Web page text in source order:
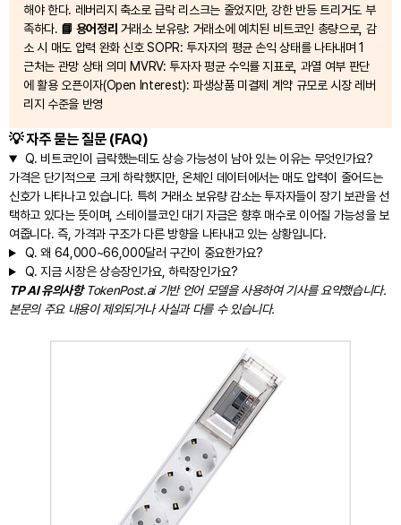
해야 한다. 레버리지 축소로 급락 리스크는 줄었지만, 강한 반등 트리거도 부
족하다. 📘 용어정리 거래소 보유량: 거래소에 예치된 비트코인 총량으로, 감
소 시 매도 압력 완화 신호 SOPR: 투자자의 평균 손익 상태를 나타내며 1
근처는 관망 상태 의미 MVRV: 투자자 평균 수익률 지표로, 과열 여부 판단
에 활용 오픈이자(Open Interest): 파생상품 미결제 계약 규모로 시장 레버
리지 수준을 반영
💡 자주 묻는 질문 (FAQ)
Q. 비트코인이 급락했는데도 상승 가능성이 남아 있는 이유는 무엇인가요?
가격은 단기적으로 크게 하락했지만, 온체인 데이터에서는 매도 압력이 줄어드는
신호가 나타나고 있습니다. 특히 거래소 보유량 감소는 투자자들이 장기 보관을 선
택하고 있다는 뜻이며, 스테이블코인 대기 자금은 향후 매수로 이어질 가능성을 보
여줍니다. 즉, 가격과 구조가 다른 방향을 나타내고 있는 상황입니다.
Q. 왜 64,000~66,000달러 구간이 중요한가요?
Q. 지금 시장은 상승장인가요, 하락장인가요?
TP AI 유의사항TokenPost.ai 기반 언어 모델을 사용하여 기사를 요약했습니다.
본문의 주요 내용이 제외되거나 사실과 다를 수 있습니다.